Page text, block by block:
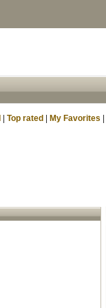
Top rated My Favorites